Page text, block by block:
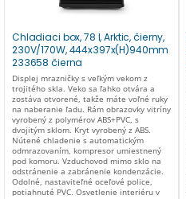
Chladiaci box, 78 l, Arktic, čierny,
230V/170W, 444x397x(H)940mm
233658 čierna
Displej mrazničky s veľkým vekom z
trojitého skla. Veko sa ľahko otvára a
zostáva otvorené, takže máte voľné ruky
na naberanie ľadu. Rám obrazovky vitríny
vyrobený z polymérov ABS+PVC, s
dvojitým sklom. Kryt vyrobený z ABS.
Nútené chladenie s automatickým
odmrazovaním, kompresor umiestnený
pod komoru. Vzduchovod mimo sklo na
odstránenie a zabránenie kondenzácie.
Odolné, nastaviteľné oceľové police,
potiahnuté PVC. Osvetlenie interiéru v